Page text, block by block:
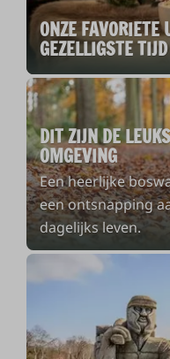
ONZE FAVORIETE
GEZELLIGSTE
DIT ZIJN DE
OMGEVING
Een heerlijke
een ontsnapping
dagelijks leven.
HERFST, DE
HET JAAR!
De herfst op de